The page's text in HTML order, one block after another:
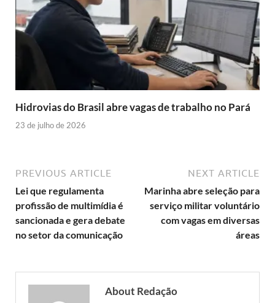
Hidrovias do Brasil abre vagas de trabalho no Pará
23 de julho de 2026
PREVIOUS ARTICLE
Lei que regulamenta
profissão de multimídia é
sancionada e gera debate
no setor da comunicação
NEXT ARTICLE
Marinha abre seleção para
serviço militar voluntário
com vagas em diversas
áreas
About Redação